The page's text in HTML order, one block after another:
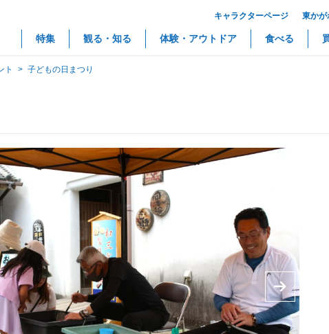
キャラクターページ 東かが
特集 観る・知る 体験・アウトドア 食べる
ト > 子どもの日まつり